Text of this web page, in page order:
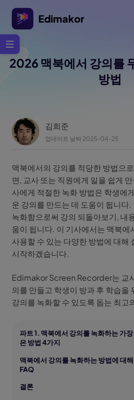
Edimakor
2026 맥북에서 강의를
방법
김희준
업데이트 날짜 2025-04-25
맥북에서의 강의를 적당한 방법으
면, 교사 또는 직원에게 일을 쉽게
사에게 적절한 녹화 방법은 학생에
운 강의를 만드는 데 도움이 됩니다
녹화함으로써 강의 되돌아보기, 내
움이 됩니다. 이 기사에서는 맥북에
사용할 수 있는 다양한 방법에 대해
시작하겠습니다.
Edimakor Screen Recorder는 교
의를 만들고 학생이 방과 후 학습을
강의를 녹화할 수 있도록 돕는 최고
파트 1. 맥북에서 강의를 녹화하는 가
은 방법 4가지
맥북에서 강의를 녹화하는 방법에 대해
FAQ
결론